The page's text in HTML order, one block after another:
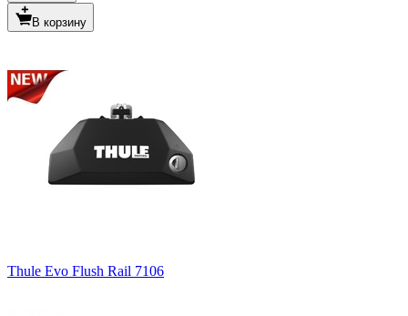
В корзину
Thule Evo Flush Rail 7106